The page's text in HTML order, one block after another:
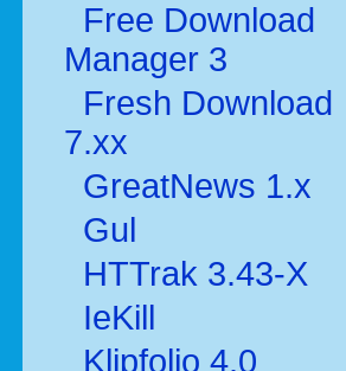
Free Download
Manager 3
Fresh Download
7.xx
GreatNews 1.x
Gul
HTTrak 3.43-X
IeKill
Klipfolio 4.0